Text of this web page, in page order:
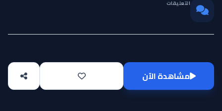
التعليقات
مشاهدة الآن